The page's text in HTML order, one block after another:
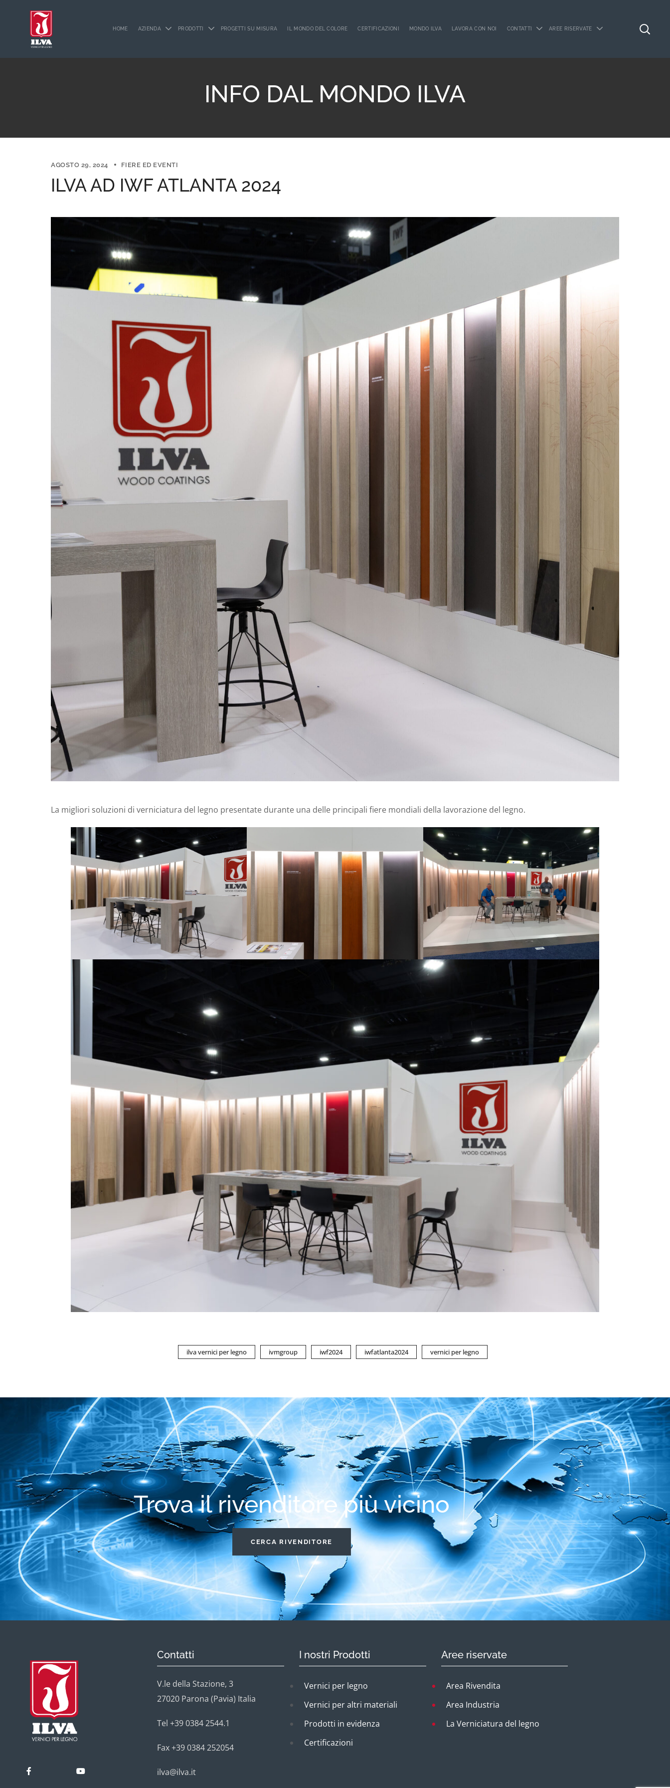
HOME AZIENDA PRODOTTI PROGETTI SU MISURA IL MONDO DEL COLORE CERTIFICAZIONI MONDO ILVA LAVORA CON NOI CONTATTI AREE RISERVATE
INFO DAL MONDO ILVA
AGOSTO 29, 2024 FIERE ED EVENTI
ILVA AD IWF ATLANTA 2024
La migliori soluzioni di verniciatura del legno presentate durante una delle principali fiere mondiali della lavorazione del legno.
ilva vernici per legno ivmgroup iwf2024 iwfatlanta2024 vernici per legno
Trova il rivenditore più vicino
CERCA RIVENDITORE
Contatti
V.le della Stazione, 3
27020 Parona (Pavia) Italia
Tel +39 0384 2544.1
Fax +39 0384 252054
ilva@ilva.it
I nostri Prodotti
Vernici per legno
Vernici per altri materiali
Prodotti in evidenza
Certificazioni
Aree riservate
Area Rivendita
Area Industria
La Verniciatura del legno